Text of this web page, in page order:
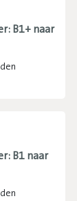
B1+ naar
B1 naar